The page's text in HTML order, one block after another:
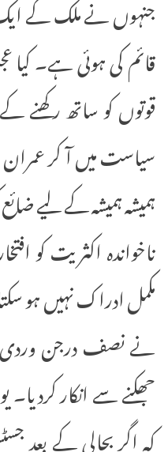
جنہوں نے ملک کے ایک
قائم کی ہوئی ہے۔
قوتوں کو ساتھ رکھنے
سیاست میں آ کر
ہمیشہ ہمیشہ کے لیے
ناخواندہ اکثریت کو
مکمل ادراک نہیں ہو
نے نصف درجن وردی
جھکنے سے انکار کردیا۔
کہ اگر بحالی کے بعد